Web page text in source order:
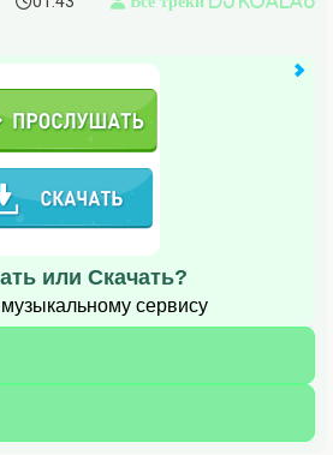
или Скачать?
сервису